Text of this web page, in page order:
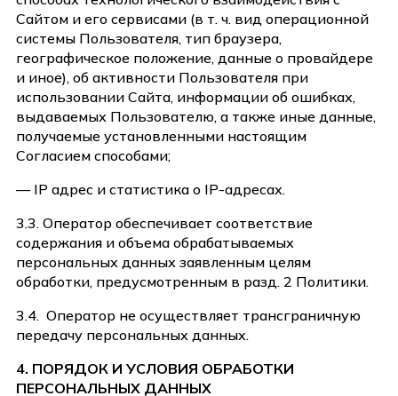
Сайтом и его сервисами (в т. ч. вид операционной
системы Пользователя, тип браузера,
географическое положение, данные о провайдере
и иное), об активности Пользователя при
использовании Сайта, информации об ошибках,
выдаваемых Пользователю, а также иные данные,
получаемые установленными настоящим
Согласием способами;
— IP адрес и статистика о IP-адресах.
3.3. Оператор обеспечивает соответствие
содержания и объема обрабатываемых
персональных данных заявленным целям
обработки, предусмотренным в разд. 2 Политики.
3.4. Оператор не осуществляет трансграничную
передачу персональных данных.
4. ПОРЯДОК И УСЛОВИЯ ОБРАБОТКИ
ПЕРСОНАЛЬНЫХ ДАННЫХ